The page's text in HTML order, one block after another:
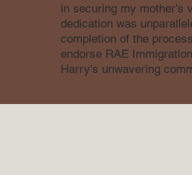
in securing my mother's
dedication was
completion of the
endorse RAE
Harry's unwavering